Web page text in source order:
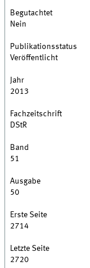
Begutachtet
Nein
Publikationsstatus
Veröffentlicht
Jahr
2013
Fachzeitschrift
DStR
Band
51
Ausgabe
50
Erste Seite
2714
Letzte Seite
2720